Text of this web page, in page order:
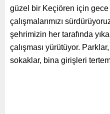
güzel bir Keçiören için
çalışmalarımızı
şehrimizin her tarafında
çalışması yürütüyor.
sokaklar, bina girişleri